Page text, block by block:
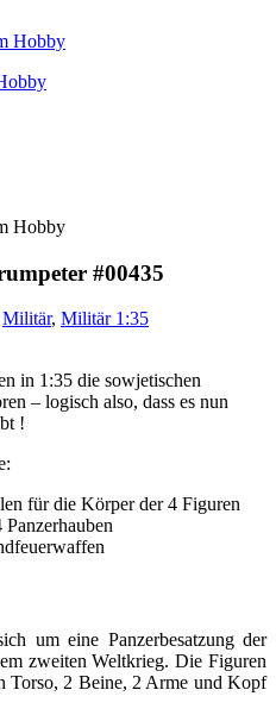
#00435
Militär, Militär 1:35
in 1:35 die sowjetischen
– logisch also, dass es nun
!
für die Körper der 4 Figuren
Panzerhauben
um eine Panzerbesatzung der
zweiten Weltkrieg. Die Figuren
Torso, 2 Beine, 2 Arme und Kopf